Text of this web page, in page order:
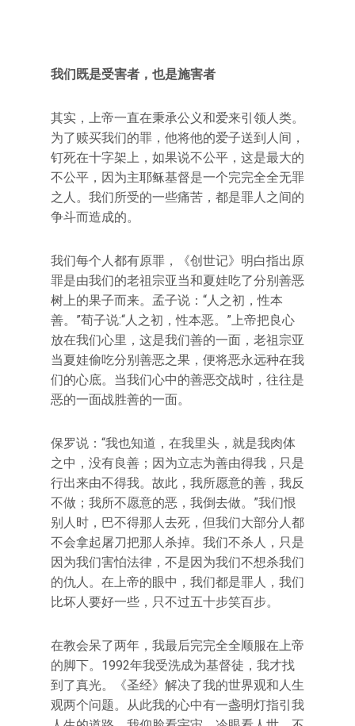
我们既是受害者，也是施害者
其实，上帝一直在秉承公义和爱来引领人类。
为了赎买我们的罪，他将他的爱子送到人间，
钉死在十字架上，如果说不公平，这是最大的
不公平，因为主耶稣基督是一个完完全全无罪
之人。我们所受的一些痛苦，都是罪人之间的
争斗而造成的。
我们每个人都有原罪，《创世记》明白指出原
罪是由我们的老祖宗亚当和夏娃吃了分别善恶
树上的果子而来。孟子说：“人之初，性本
善。”荀子说:“人之初，性本恶。”上帝把良心
放在我们心里，这是我们善的一面，老祖宗亚
当夏娃偷吃分别善恶之果，便将恶永远种在我
们的心底。当我们心中的善恶交战时，往往是
恶的一面战胜善的一面。
保罗说：“我也知道，在我里头，就是我肉体
之中，没有良善；因为立志为善由得我，只是
行出来由不得我。故此，我所愿意的善，我反
不做；我所不愿意的恶，我倒去做。”我们恨
别人时，巴不得那人去死，但我们大部分人都
不会拿起屠刀把那人杀掉。我们不杀人，只是
因为我们害怕法律，不是因为我们不想杀我们
的仇人。在上帝的眼中，我们都是罪人，我们
比坏人要好一些，只不过五十步笑百步。
在教会呆了两年，我最后完完全全顺服在上帝
的脚下。1992年我受洗成为基督徒，我才找
到了真光。《圣经》解决了我的世界观和人生
观两个问题。从此我的心中有一盏明灯指引我